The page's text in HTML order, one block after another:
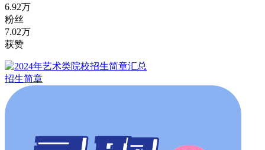
6.92万
粉丝
7.02万
获赞
招生简章